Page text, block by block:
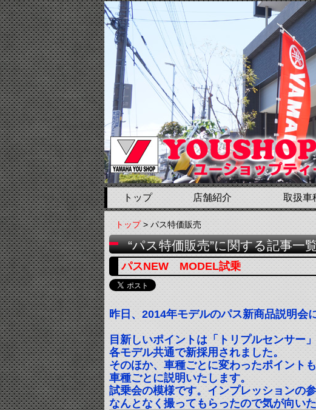
トップ 店舗紹介 取扱車
トップ> パス特価販売
“パス特価販売”に関する記事一
パスNEW MODEL試乗
昨日、2014年モデルのパス新商品説明会
目新しいポイントは「トリプルセンサー
各モデル共通で新採用されました。
そのほか、車種ごとに変わったポイント
車種ごとに説明いたします。
試乗会の模様です。インプレッションの
なんとなく撮ってもらったので気が向い